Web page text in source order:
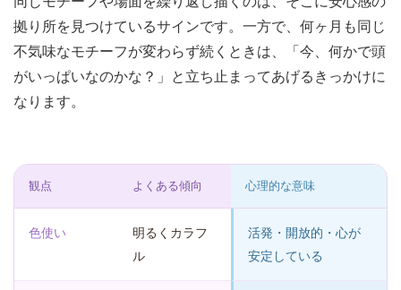
拠り所を見つけているサインです。一方で、何ヶ月も同じ
不気味なモチーフが変わらず続くときは、「今、何かで頭
がいっぱいなのかな？」と立ち止まってあげるきっかけに
なります。
観点 よくある傾向 心理的な意味
色使い
明るくカラフ
ル
活発・開放的・心が
安定している